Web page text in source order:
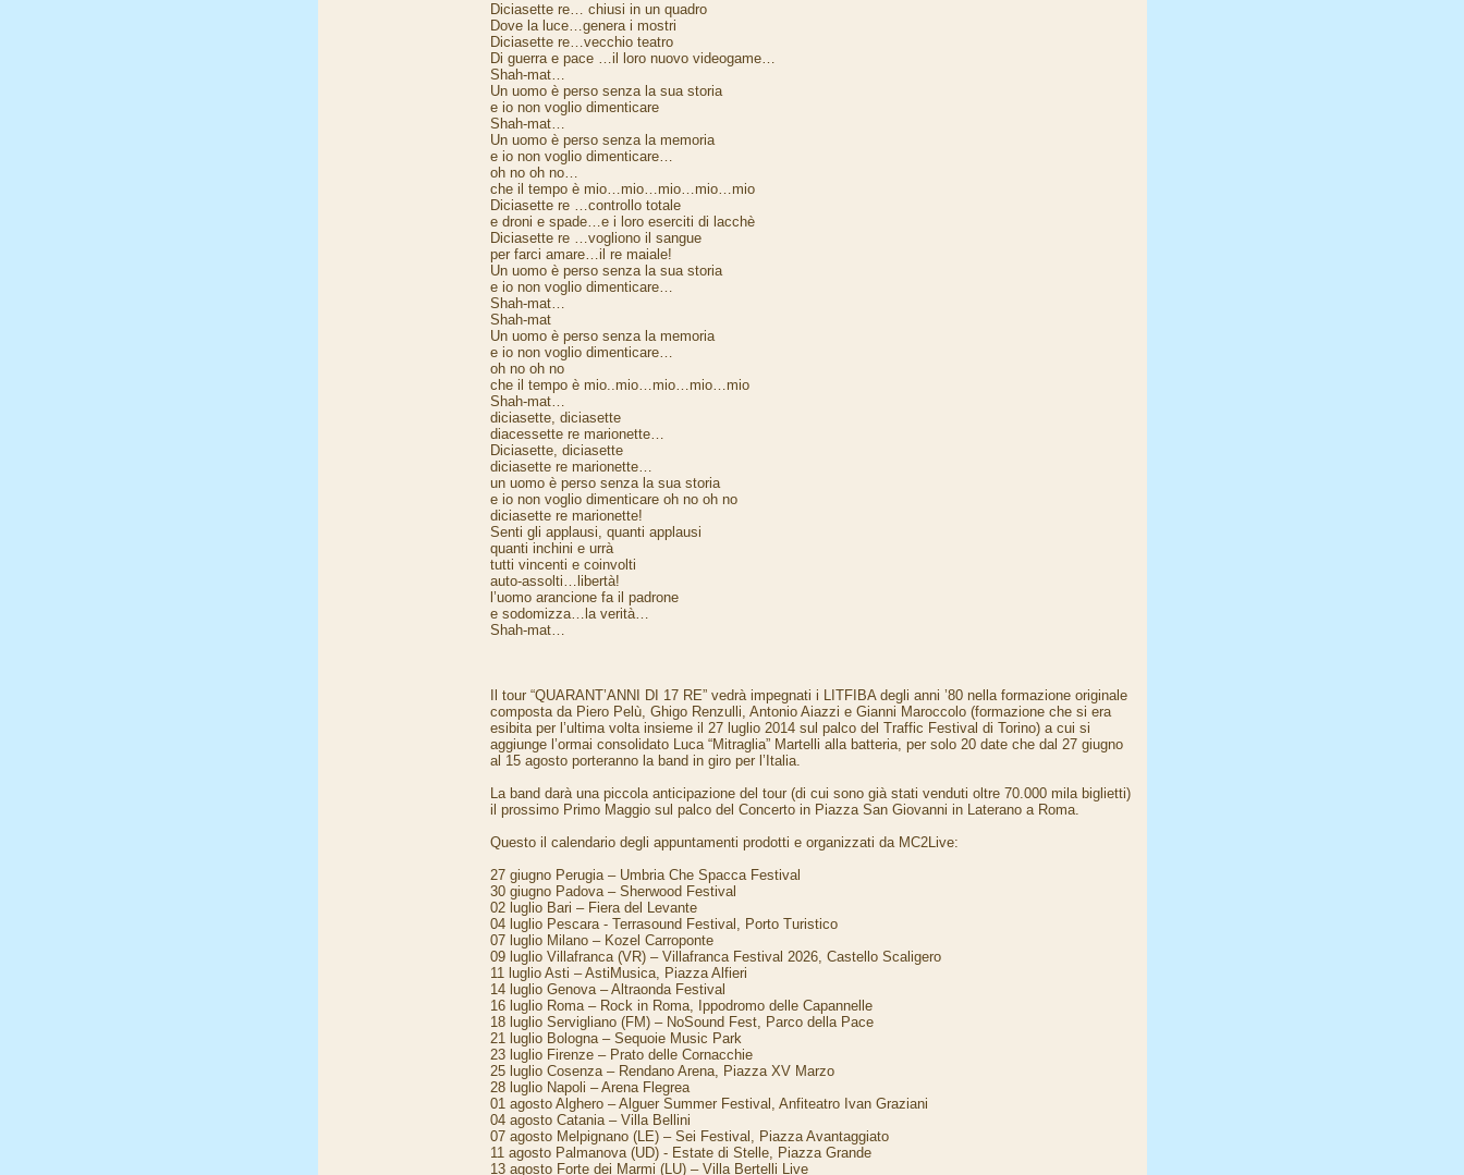
Diciasette re… chiusi in un quadro
Dove la luce…genera i mostri
Diciasette re…vecchio teatro
Di guerra e pace …il loro nuovo videogame…
Shah-mat…
Un uomo è perso senza la sua storia
e io non voglio dimenticare
Shah-mat…
Un uomo è perso senza la memoria
e io non voglio dimenticare…
oh no oh no…
che il tempo è mio…mio…mio…mio…mio
Diciasette re …controllo totale
e droni e spade…e i loro eserciti di lacchè
Diciasette re …vogliono il sangue
per farci amare…il re maiale!
Un uomo è perso senza la sua storia
e io non voglio dimenticare…
Shah-mat…
Shah-mat
Un uomo è perso senza la memoria
e io non voglio dimenticare…
oh no oh no
che il tempo è mio..mio…mio…mio…mio
Shah-mat…
diciasette, diciasette
diacessette re marionette…
Diciasette, diciasette
diciasette re marionette…
un uomo è perso senza la sua storia
e io non voglio dimenticare oh no oh no
diciasette re marionette!
Senti gli applausi, quanti applausi
quanti inchini e urrà
tutti vincenti e coinvolti
auto-assolti…libertà!
l’uomo arancione fa il padrone
e sodomizza…la verità…
Shah-mat…
Il tour “QUARANT’ANNI DI 17 RE” vedrà impegnati i LITFIBA degli anni ’80 nella formazione originale
composta da Piero Pelù, Ghigo Renzulli, Antonio Aiazzi e Gianni Maroccolo (formazione che si era
esibita per l’ultima volta insieme il 27 luglio 2014 sul palco del Traffic Festival di Torino) a cui si
aggiunge l’ormai consolidato Luca “Mitraglia” Martelli alla batteria, per solo 20 date che dal 27 giugno
al 15 agosto porteranno la band in giro per l’Italia.
La band darà una piccola anticipazione del tour (di cui sono già stati venduti oltre 70.000 mila biglietti)
il prossimo Primo Maggio sul palco del Concerto in Piazza San Giovanni in Laterano a Roma.
Questo il calendario degli appuntamenti prodotti e organizzati da MC2Live:
27 giugno Perugia – Umbria Che Spacca Festival
30 giugno Padova – Sherwood Festival
02 luglio Bari – Fiera del Levante
04 luglio Pescara - Terrasound Festival, Porto Turistico
07 luglio Milano – Kozel Carroponte
09 luglio Villafranca (VR) – Villafranca Festival 2026, Castello Scaligero
11 luglio Asti – AstiMusica, Piazza Alfieri
14 luglio Genova – Altraonda Festival
16 luglio Roma – Rock in Roma, Ippodromo delle Capannelle
18 luglio Servigliano (FM) – NoSound Fest, Parco della Pace
21 luglio Bologna – Sequoie Music Park
23 luglio Firenze – Prato delle Cornacchie
25 luglio Cosenza – Rendano Arena, Piazza XV Marzo
28 luglio Napoli – Arena Flegrea
01 agosto Alghero – Alguer Summer Festival, Anfiteatro Ivan Graziani
04 agosto Catania – Villa Bellini
07 agosto Melpignano (LE) – Sei Festival, Piazza Avantaggiato
11 agosto Palmanova (UD) - Estate di Stelle, Piazza Grande
13 agosto Forte dei Marmi (LU) – Villa Bertelli Live